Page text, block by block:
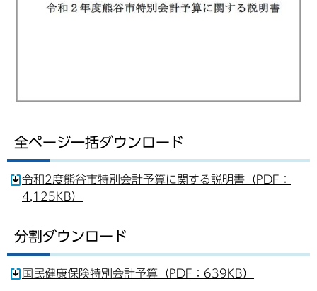
全ページ一括ダウンロード
令和2度熊谷市特別会計予算に関する説明書（PDF：
4,125KB）
分割ダウンロード
国民健康保険特別会計予算（PDF：639KB）